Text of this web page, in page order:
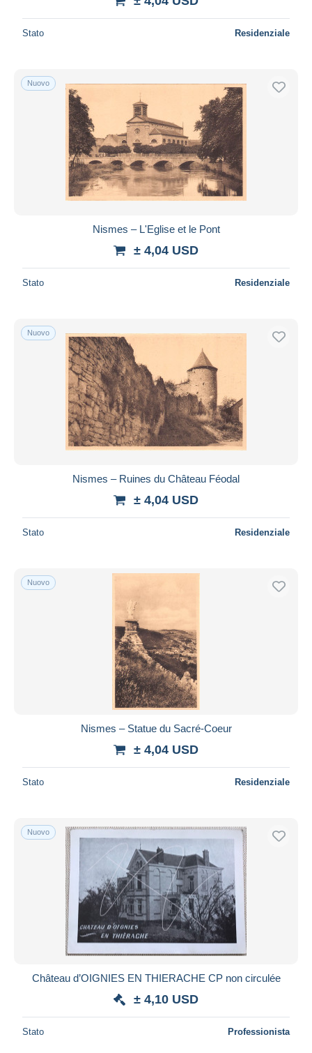
Stato Residenziale
Nuovo
Nismes – L'Eglise et le Pont
± 4,04 USD
Stato Residenziale
Nuovo
Nismes – Ruines du Château Féodal
± 4,04 USD
Stato Residenziale
Nuovo
Nismes – Statue du Sacré-Coeur
± 4,04 USD
Stato Residenziale
Nuovo
Château d’OIGNIES EN THIERACHE CP non circulée
± 4,10 USD
Stato Professionista